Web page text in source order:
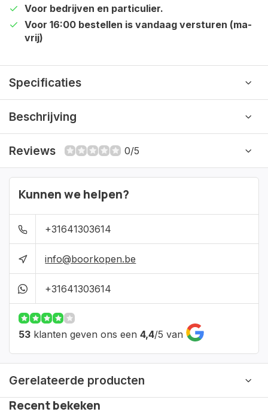
Voor bedrijven en particulier.
Voor 16:00 bestellen is vandaag versturen (ma-
vrij)
Specificaties
Beschrijving
Reviews 0/5
Kunnen we helpen?
+31641303614
info@boorkopen.be
+31641303614
53 klanten geven ons een 4,4/5 van
Gerelateerde producten
Recent bekeken